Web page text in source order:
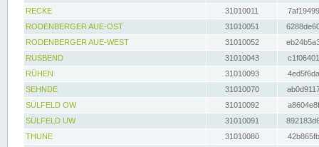
RECKE
31010011
RODENBERGER AUE-OST
31010051
RODENBERGER AUE-WEST
31010052
RUSBEND
31010043
RÜHEN
31010093
SEHNDE
31010070
SÜLFELD OW
31010092
SÜLFELD UW
31010091
THUNE
31010080